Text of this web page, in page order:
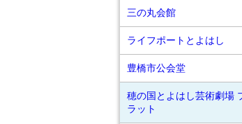
三の丸会館
ライフポートとよはし
豊橋市公会堂
穂の国とよはし芸術劇場
ラット